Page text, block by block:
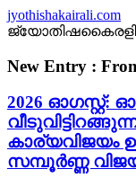
Skip
to
content
jyothishakairali.com
New Entry :
2026 ഓഗസ്റ്റ്:
കാര്യവിജയം
സമ്പൂർണ്ണ